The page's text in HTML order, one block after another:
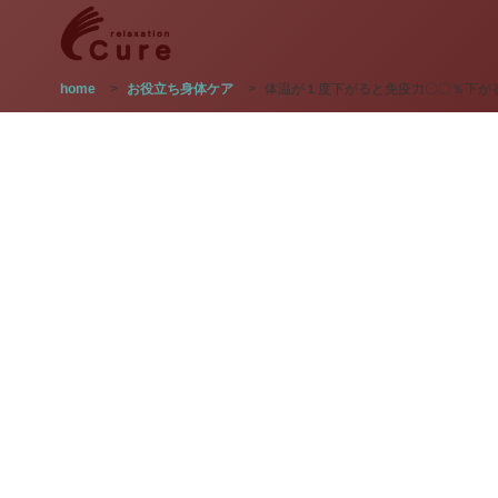
home > お役立ち身体ケア > 体温が１度下がると免疫力〇〇％下が